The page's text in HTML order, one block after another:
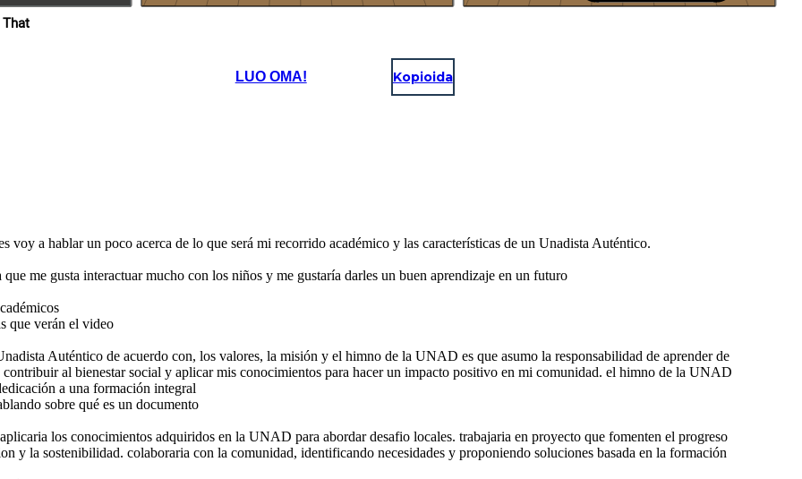
de gestión Explicación de la escena: Samir habla sobre los archivos centrales
trabajo, impulsando la innovacion
y generando un cambio positivo
en mi entorno academico y
hablando de los
That
LUO OMA! Kopioida
voy a hablar un poco acerca de lo que será mi recorrido académico y las características de un Unadista Auténtico.
me gusta interactuar mucho con los niños y me gustaría darles un buen aprendizaje en un futuro
que verán el video
Auténtico de acuerdo con, los valores, la misión y el himno de la UNAD es que asumo la responsabilidad de aprender de
contribuir al bienestar social y aplicar mis conocimientos para hacer un impacto positivo en mi comunidad. el himno de la UNAD
a una formación integral
sobre qué es un documento
los conocimientos adquiridos en la UNAD para abordar desafio locales. trabajaria en proyecto que fomenten el progreso
y la sostenibilidad. colaboraria con la comunidad, identificando necesidades y proponiendo soluciones basada en la formación